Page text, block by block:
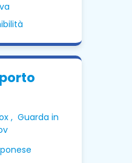
, Guarda in